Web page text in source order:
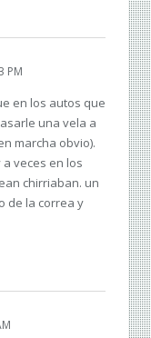
PM
en los autos que
una vela a
marcha obvio).
veces en los
chirriaban. un
de la correa y